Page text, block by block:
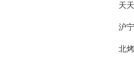
天
沪
北